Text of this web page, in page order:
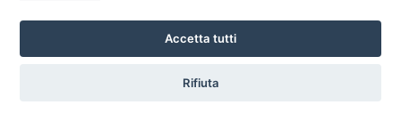
SVILUPPO TURISMO ITALIA S.r.L. unipersonale
P.IVA: 01665350433 - R.E.A. FM-195884 Via A. Costa, 2
Tel. 0734 677208
Accetta tutti
Rifiuta